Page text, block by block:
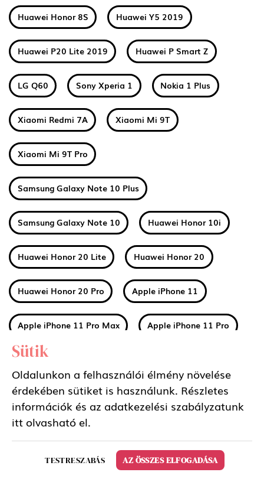
Huawei Honor 8S Huawei Y5 2019
Huawei P20 Lite 2019 Huawei P Smart Z
LG Q60 Sony Xperia 1 Nokia 1 Plus
Xiaomi Redmi 7A Xiaomi Mi 9T
Xiaomi Mi 9T Pro
Samsung Galaxy Note 10 Plus
Samsung Galaxy Note 10 Huawei Honor 10i
Huawei Honor 20 Lite Huawei Honor 20
Huawei Honor 20 Pro Apple iPhone 11
Apple iPhone 11 Pro Max Apple iPhone 11 Pro
Huawei Mate 30
Nokia 2 2019 (2.2) Nokia 3 2019 (3.2)
Nokia 4 2019 (4.2)
Samsung Galaxy Tab S6 10.5 LTE
Sütik
Oldalunkon a felhasználói élmény növelése
érdekében sütiket is használunk. Részletes
információk és az adatkezelési szabályzatunk
itt olvasható el.
TESTRESZABÁS AZ ÖSSZES ELFOGADÁSA